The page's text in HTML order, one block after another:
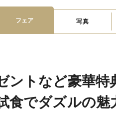
フェア 写真
ントなど豪華
食でダズルの